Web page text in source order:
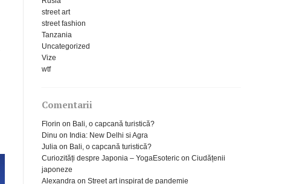
street art
street fashion
Tanzania
Uncategorized
Vize
wtf
Comentarii
Florin on Bali, o capcană turistică?
Dinu on India: New Delhi si Agra
Julia on Bali, o capcană turistică?
Curiozități despre Japonia – YogaEsoteric on Ciudățenii
japoneze
Alexandra on Street art inspirat de pandemie